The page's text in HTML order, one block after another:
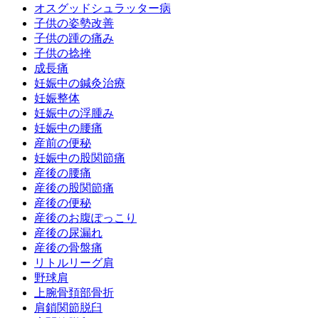
オスグッドシュラッター病
子供の姿勢改善
子供の踵の痛み
子供の捻挫
成長痛
妊娠中の鍼灸治療
妊娠整体
妊娠中の浮腫み
妊娠中の腰痛
産前の便秘
妊娠中の股関節痛
産後の腰痛
産後の股関節痛
産後の便秘
産後のお腹ぽっこり
産後の尿漏れ
産後の骨盤痛
リトルリーグ肩
野球肩
上腕骨頚部骨折
肩鎖関節脱臼